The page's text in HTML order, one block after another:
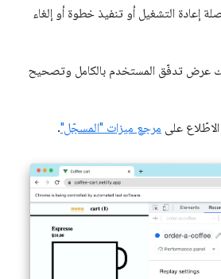
إعادة التشغيل أو تنفيذ خطوة أو إلغاء
عرض تدفّق المستخدم بالكامل وتصحيح
على مرجع ميزات "المسجّل".